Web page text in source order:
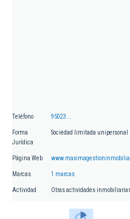
Teléfono 95023...
Forma
Jurídica
Sociedad limitada unipersonal
Página Web
Marcas 1 marcas
Actividad Otras actividades